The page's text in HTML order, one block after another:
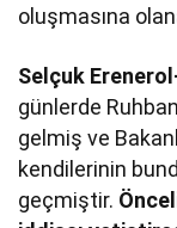
oluşmasına
Selçuk
günlerde
gelmiş ve
kendilerinin
geçmiştir.